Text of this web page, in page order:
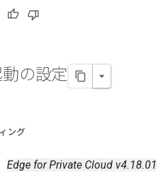
の設定
ング
Edge for Private Cloud v4.18.01